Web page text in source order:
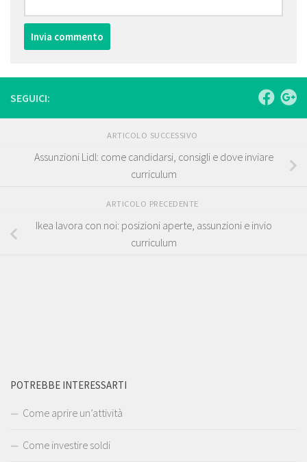
SEGUICI:
ARTICOLO SUCCESSIVO
Assunzioni Lidl: come candidarsi, consigli e dove inviare
curriculum
ARTICOLO PRECEDENTE
Ikea lavora con noi: posizioni aperte, assunzioni e invio
curriculum
POTREBBE INTERESSARTI
Come aprire un’attività
Come investire soldi